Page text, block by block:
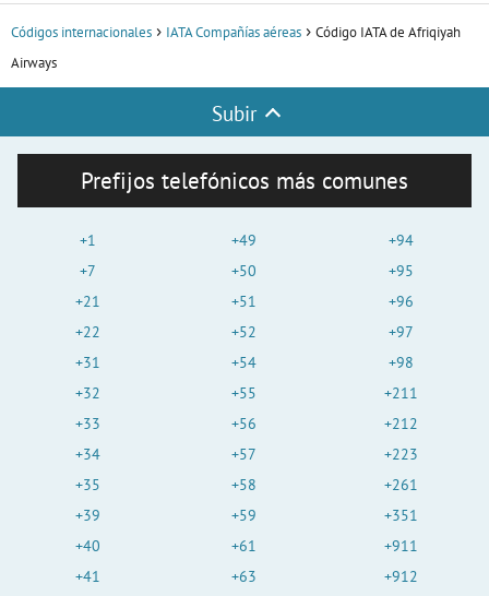
Códigos internacionales IATA Compañías aéreas
Código IATA de Afriqiyah
Airways
Subir
Prefijos telefónicos más comunes
+1
+7
+21
+22
+31
+32
+33
+34
+35
+39
+40
+41
+49
+50
+51
+52
+54
+55
+56
+57
+58
+59
+61
+63
+94
+95
+96
+97
+98
+211
+212
+223
+261
+351
+911
+912